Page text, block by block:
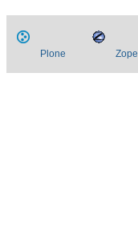
Plone Zope